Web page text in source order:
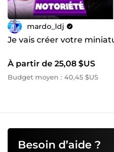
mardo_ldj
Je vais créer votre
À partir de 25,08 $US
Budget moyen : 40,45 $US
Besoin d’aide ?